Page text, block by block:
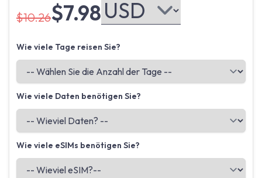
$10.26$7.98
Wie viele Tage reisen Sie?
Wie viele Daten benötigen Sie?
Wie viele eSIMs benötigen Sie?